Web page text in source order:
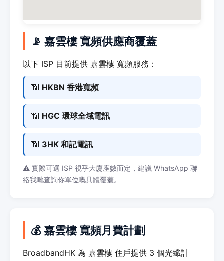
📡 嘉雲樓 寬頻供應商覆蓋
以下 ISP 目前提供 嘉雲樓 寬頻服務：
📶 HKBN 香港寬頻
📶 HGC 環球全域電訊
📶 3HK 和記電訊
⚠️ 實際可選 ISP 視乎大廈座數而定，建議 WhatsApp 聯
絡我哋查詢你單位嘅具體覆蓋。
💰 嘉雲樓 寬頻月費計劃
BroadbandHK 為 嘉雲樓 住戶提供 3 個光纖計